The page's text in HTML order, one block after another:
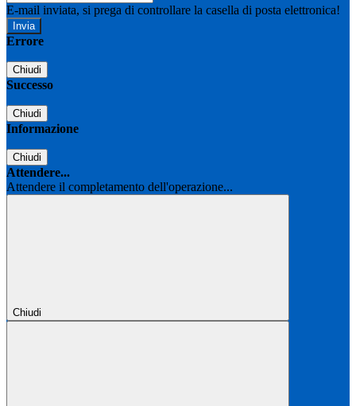
E-mail inviata, si prega di controllare la casella di posta elettronica!
Errore
Chiudi
Successo
Chiudi
Informazione
Chiudi
Attendere...
Attendere il completamento dell'operazione...
Chiudi